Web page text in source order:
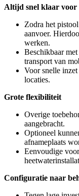
Altijd snel klaar voor
Zodra het
aanvoer.
werken.
Beschikbaar
transport van
Voor snelle
locaties.
Grote flexibiliteit
Overige
aangebracht.
Optioneel
afnameplaats
Eenvoudige
Configuratie naar